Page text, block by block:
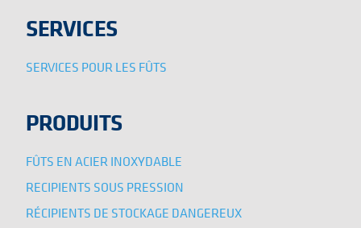
SERVICES
SERVICES POUR LES FÛTS
PRODUITS
FÛTS EN ACIER INOXYDABLE
RECIPIENTS SOUS PRESSION
RÉCIPIENTS DE STOCKAGE DANGEREUX